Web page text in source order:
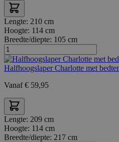
Lengte: 210 cm
Hoogte: 114 cm
Breedte/diepte: 105 cm
Halfhoogslaper Charlotte met
Vanaf € 59,95
Lengte: 209 cm
Hoogte: 114 cm
Breedte/diepte: 217 cm